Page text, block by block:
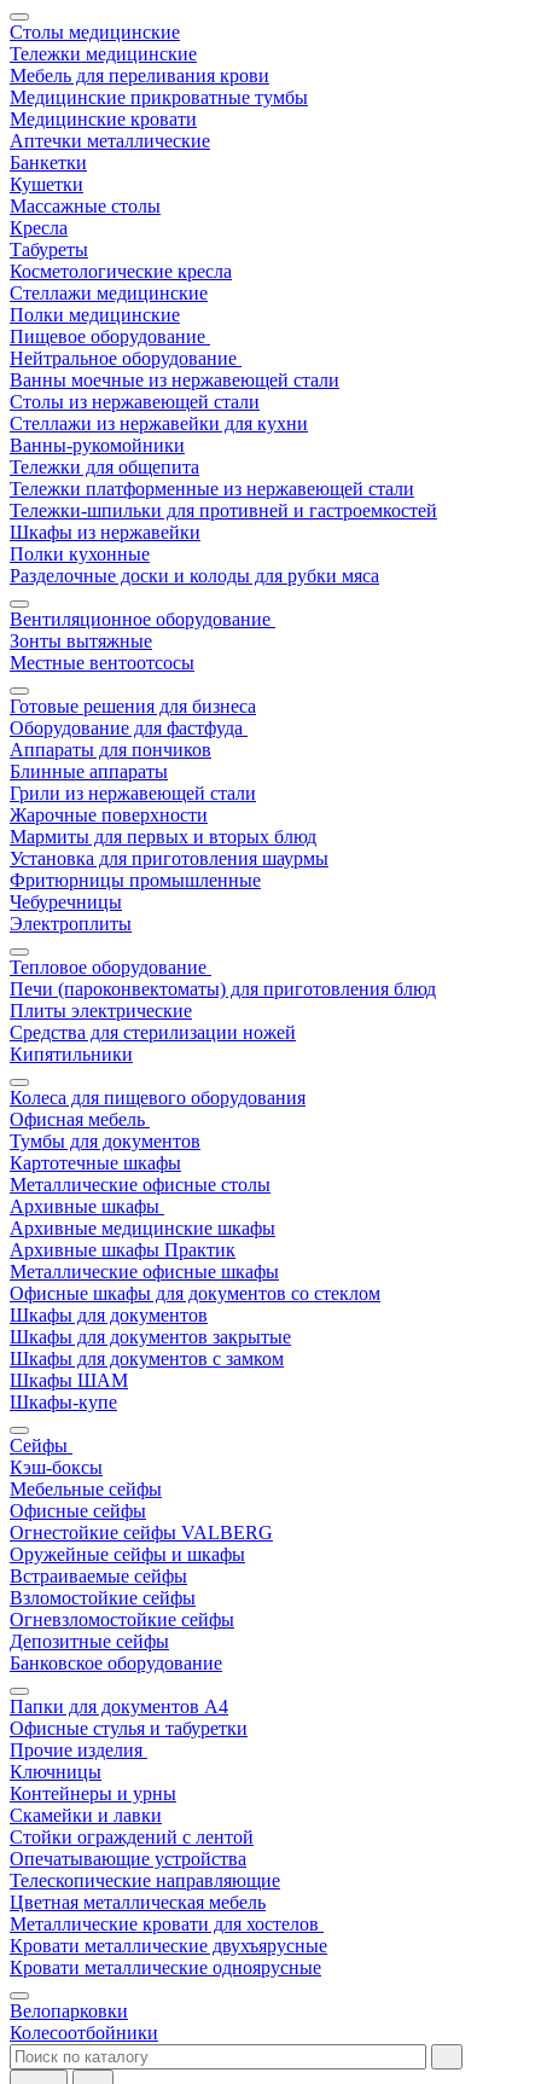
Столы медицинские
Тележки медицинские
Мебель для переливания крови
Медицинские прикроватные тумбы
Медицинские кровати
Аптечки металлические
Банкетки
Кушетки
Массажные столы
Кресла
Табуреты
Косметологические кресла
Стеллажи медицинские
Полки медицинские
Пищевое оборудование
Нейтральное оборудование
Ванны моечные из нержавеющей стали
Столы из нержавеющей стали
Стеллажи из нержавейки для кухни
Ванны-рукомойники
Тележки для общепита
Тележки платформенные из нержавеющей стали
Тележки-шпильки для противней и гастроемкостей
Шкафы из нержавейки
Полки кухонные
Разделочные доски и колоды для рубки мяса
Вентиляционное оборудование
Зонты вытяжные
Местные вентоотсосы
Готовые решения для бизнеса
Оборудование для фастфуда
Аппараты для пончиков
Блинные аппараты
Грили из нержавеющей стали
Жарочные поверхности
Мармиты для первых и вторых блюд
Установка для приготовления шаурмы
Фритюрницы промышленные
Чебуречницы
Электроплиты
Тепловое оборудование
Печи (пароконвектоматы) для приготовления блюд
Плиты электрические
Средства для стерилизации ножей
Кипятильники
Колеса для пищевого оборудования
Офисная мебель
Тумбы для документов
Картотечные шкафы
Металлические офисные столы
Архивные шкафы
Архивные медицинские шкафы
Архивные шкафы Практик
Металлические офисные шкафы
Офисные шкафы для документов со стеклом
Шкафы для документов
Шкафы для документов закрытые
Шкафы для документов с замком
Шкафы ШАМ
Шкафы-купе
Сейфы
Кэш-боксы
Мебельные сейфы
Офисные сейфы
Огнестойкие сейфы VALBERG
Оружейные сейфы и шкафы
Встраиваемые сейфы
Взломостойкие сейфы
Огневзломостойкие сейфы
Депозитные сейфы
Банковское оборудование
Папки для документов A4
Офисные стулья и табуретки
Прочие изделия
Ключницы
Контейнеры и урны
Скамейки и лавки
Стойки ограждений с лентой
Опечатывающие устройства
Телескопические направляющие
Цветная металлическая мебель
Металлические кровати для хостелов
Кровати металлические двухъярусные
Кровати металлические одноярусные
Велопарковки
Колесоотбойники